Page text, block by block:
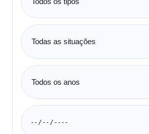
Tipo
Situação
Ano
Data início